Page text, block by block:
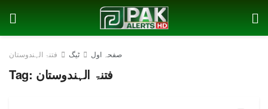
صفحہ اول ٹیگ فتنۃ الہندوستان
Tag: فتنۃ الہندوستان